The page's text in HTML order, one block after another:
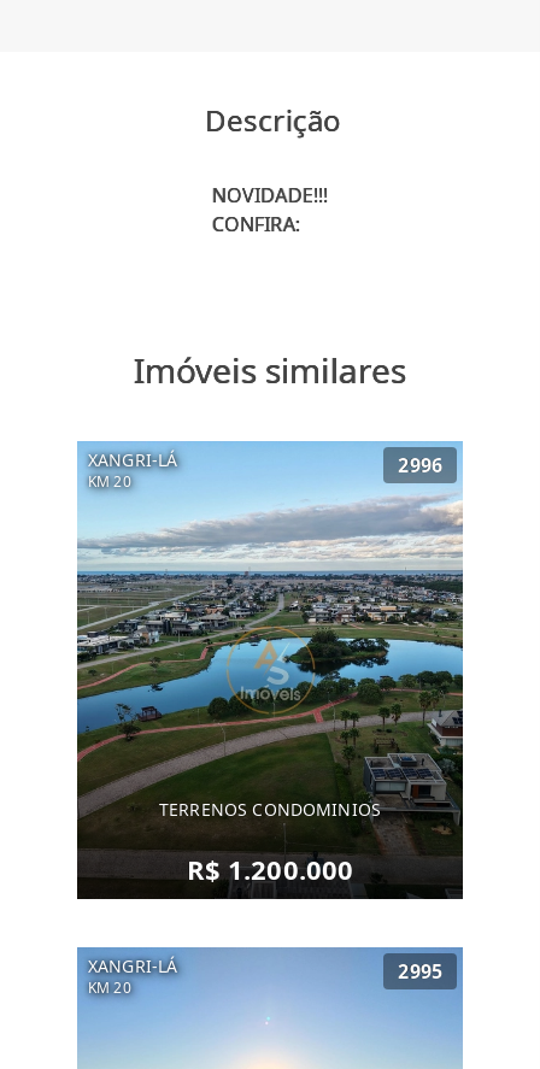
Descrição
NOVIDADE!!!
CONFIRA:
Imóveis similares
XANGRI-LÁ
KM 20
2996
TERRENOS CONDOMINIOS
R$ 1.200.000
XANGRI-LÁ
KM 20
2995